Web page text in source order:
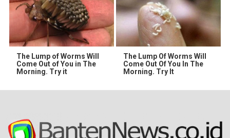
The Lump of Worms Will
Come Out of You in The
Morning. Try it
The Lump Of Worms Will
Come Out Of You In The
Morning. Try It